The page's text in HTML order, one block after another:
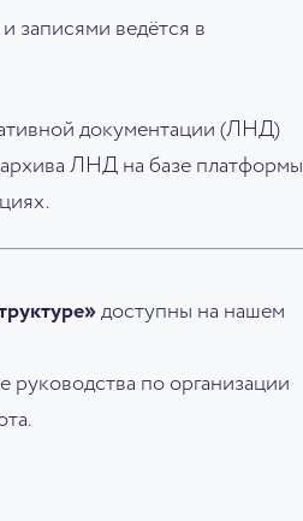
записями ведётся в
документации (ЛНД)
архива ЛНД на базе платформы
доступны на нашем
руководства по организации